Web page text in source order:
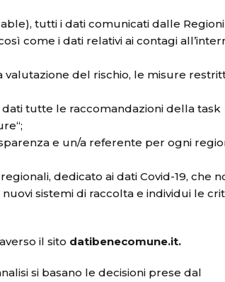
tutti i dati comunicati dalle
come i dati relativi ai contagi
del rischio, le misure
tutte le raccomandazioni della task
e un/a referente per ogni
dedicato ai dati Covid-19, che
sistemi di raccolta e individui le
il sito datibenecomune.it.
si basano le decisioni prese dal